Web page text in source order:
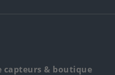
capteurs & boutique